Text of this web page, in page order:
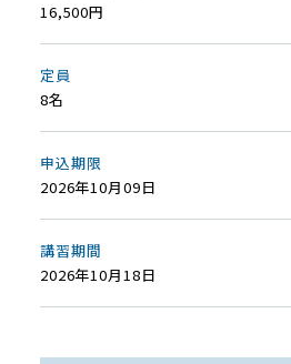
16,500円
定員
8名
申込期限
2026年10月09日
講習期間
2026年10月18日